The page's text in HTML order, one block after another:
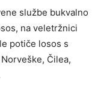
službe bukvalno
na veletržnici
potiče losos s
Čilea,